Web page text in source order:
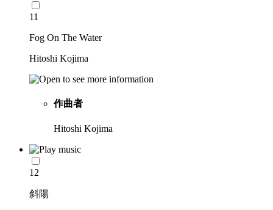
11
Fog On The Water
Hitoshi Kojima
作曲者
Hitoshi Kojima
12
斜陽